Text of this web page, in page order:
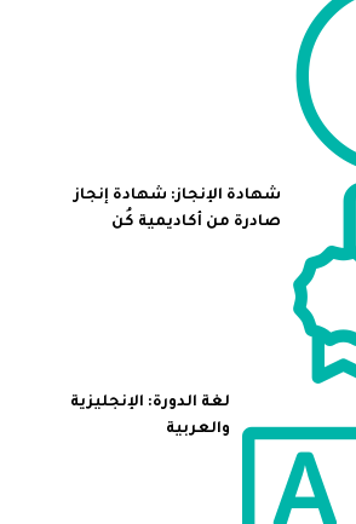
شهادة الإنجاز: شهادة إنجاز
صادرة من أكاديمية كُن
لغة الدورة: الإنجليزية
والعربية